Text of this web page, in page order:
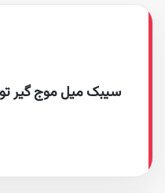
سیبک میل موج گیر